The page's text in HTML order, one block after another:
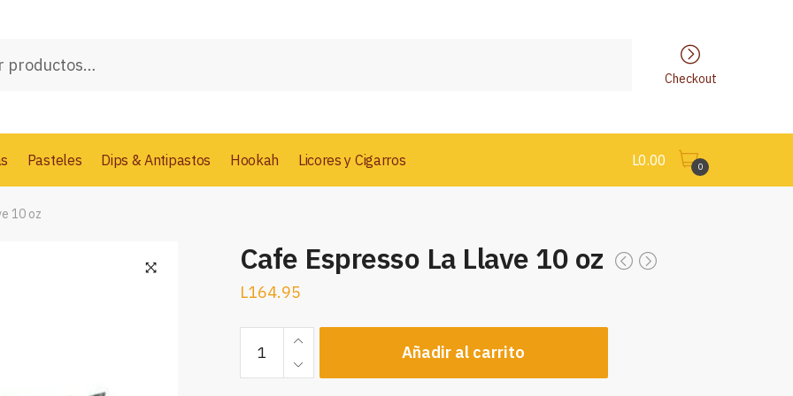
Checkout
Pasteles Dips & Antipastos Hookah Licores y Cigarros L0.00 0
10 oz
Cafe Espresso La Llave 10 oz
L164.95
Espresso
La
Añadir al carrito